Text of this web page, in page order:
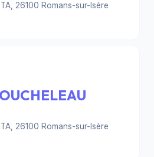
26100 Romans-sur-Isère
26100 Romans-sur-Isère